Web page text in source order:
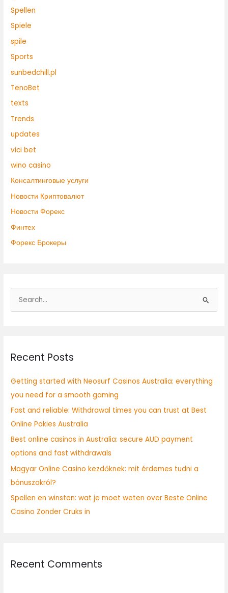
Spellen
Spiele
spile
Sports
sunbedchill.pl
TenoBet
texts
Trends
updates
vici bet
wino casino
Консалтинговые услуги
Новости Криптовалют
Новости Форекс
Финтех
Форекс Брокеры
c
f
o
r
:
Recent Posts
Getting started with Neosurf Casinos Australia: everything
you need for a smooth gaming
Fast and reliable: Withdrawal times you can trust at Best
Online Pokies Australia
Best online casinos in Australia: secure AUD payment
options and fast withdrawals
Magyar Online Casino kezdőknek: mit érdemes tudni a
bónuszokról?
Spellen en winsten: wat je moet weten over Beste Online
Casino Zonder Cruks in
Recent Comments